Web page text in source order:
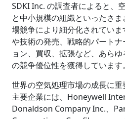
SDKI Inc. の調査者によると、
と中小規模の組織といったさ
場競争により細分化されてい
や技術の発売、戦略的パート
ョン、買収、拡張など、あら
の競争優位性を獲得しています。
世界の空気処理市場の成長に
主要企業には、Honeywell
Donaldson Company Inc.、